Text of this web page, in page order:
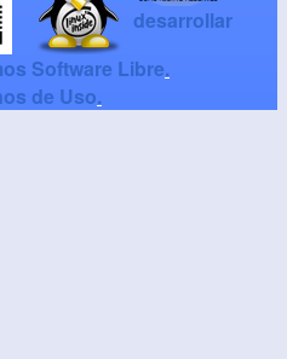
desarrollar
Software Libre.
de Uso.